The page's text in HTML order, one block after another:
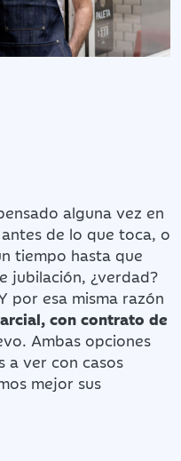
alguna vez en
de lo que toca, o
tiempo hasta que
jubilación, ¿verdad?
por esa misma razón
con contrato de
Ambas opciones
a ver con casos
mejor sus